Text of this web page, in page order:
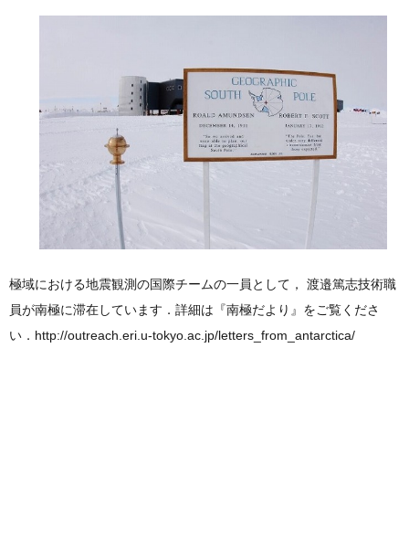
極域における地震観測の国際チームの一員として， 渡邉篤志技術職
員が南極に滞在しています．詳細は『南極だより』をご覧くださ
い．http://outreach.eri.u-tokyo.ac.jp/letters_from_antarctica/